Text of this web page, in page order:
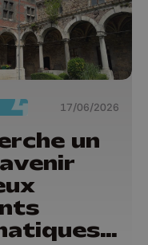
17/06/2026
un